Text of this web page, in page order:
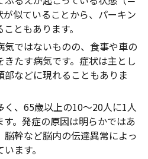
似ていることから、パーキン
ともあります。
ではないものの、食事や車の
たす病気です。症状は主とし
などに現れることもありま
、65歳以上の10～20人に1人
。発症の原因は明らかではあ
脳幹など脳内の伝達異常によっ
ます。